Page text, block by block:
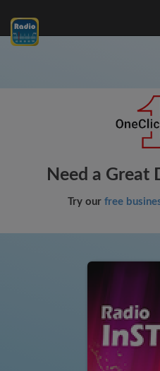
Need a Great
Try our free